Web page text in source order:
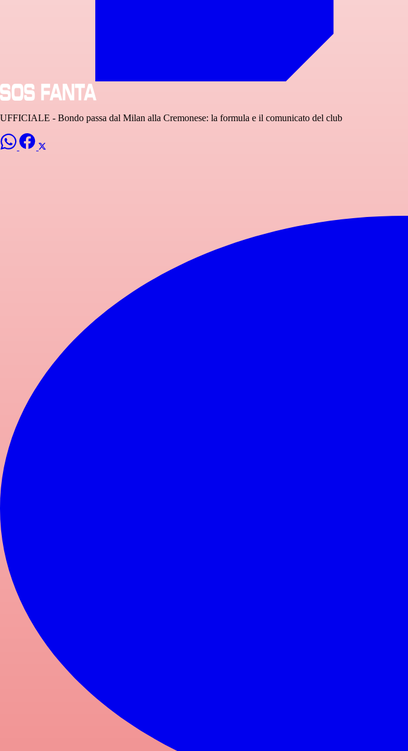
UFFICIALE - Bondo passa dal Milan alla Cremonese: la formula e il comunicato del club